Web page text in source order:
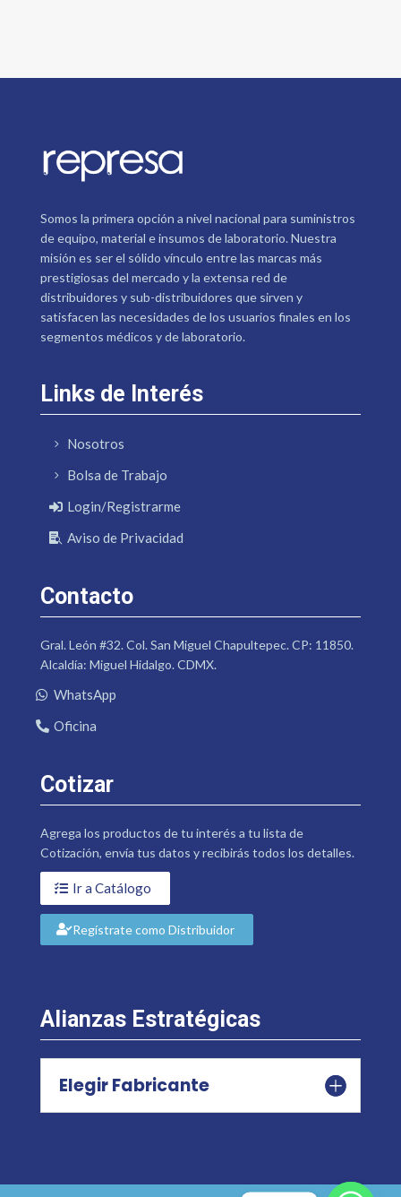
Somos la primera opción a nivel nacional para suministros
de equipo, material e insumos de laboratorio. Nuestra
misión es ser el sólido vínculo entre las marcas más
prestigiosas del mercado y la extensa red de
distribuidores y sub-distribuidores que sirven y
satisfacen las necesidades de los usuarios finales en los
segmentos médicos y de laboratorio.
Links de Interés
Nosotros
Bolsa de Trabajo
Login/Registrarme
Aviso de Privacidad
Contacto
Gral. León #32. Col. San Miguel Chapultepec. CP: 11850.
Alcaldía: Miguel Hidalgo. CDMX.
WhatsApp
Oficina
Cotizar
Agrega los productos de tu interés a tu lista de
Cotización, envía tus datos y recibirás todos los detalles.
Ir a Catálogo
Regístrate como Distribuidor
Alianzas Estratégicas
Elegir Fabricante